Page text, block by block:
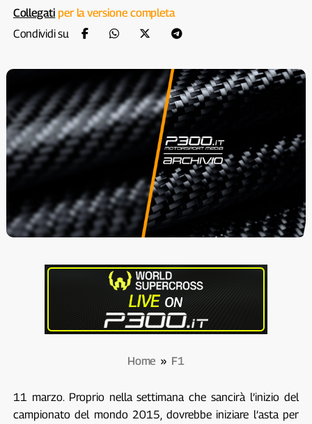
Collegati per la versione completa
Condividi su
Home » F1
11 marzo. Proprio nella settimana che sancirà l’inizio del
campionato del mondo 2015, dovrebbe iniziare l’asta per